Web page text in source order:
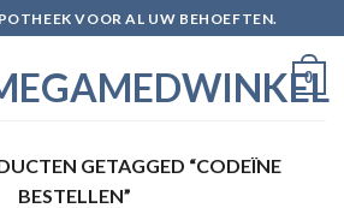
VOOR AL UW BEHOEFTEN.
0
GETAGGED “CODEÏNE
BESTELLEN”